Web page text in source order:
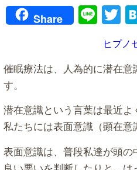
Share Line
ヒプノ
催眠療法は、人為的に潜在
す。
潜在意識という言葉は最近よ
私たちには表面意識（顕在意
表面意識は、普段私達が頭の